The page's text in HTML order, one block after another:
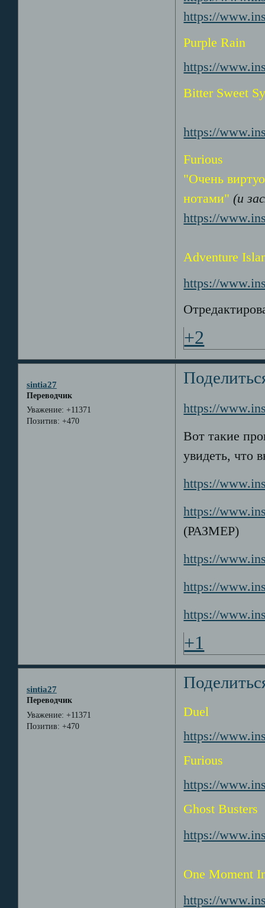
https://
Purple Rain
https://
Bitter Sweet
https://
Furious
"Очень
нотами"(и
https://
Adventure
https://
+2
sintia27
Переводчик
Уважение: +11371
Позитив: +470
https://
Вот такие
увидеть, что
https://
https://
(РАЗМЕР)
https://
https://
https://
+1
sintia27
Переводчик
Уважение: +11371
Позитив: +470
Duel
https://
Furious
https://
Ghost Busters
https://
One Moment
https://